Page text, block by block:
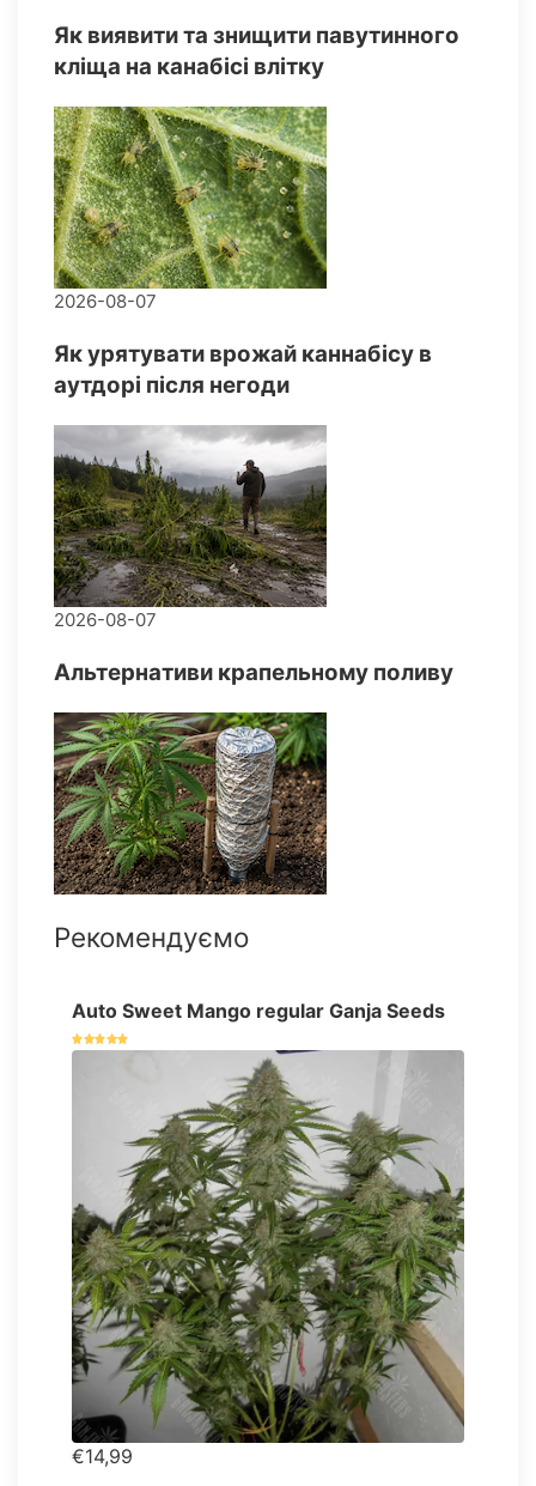
Як виявити та знищити павутинного
кліща на канабісі влітку
2026-08-07
Як урятувати врожай каннабісу в
аутдорі після негоди
2026-08-07
Альтернативи крапельному поливу
Рекомендуємо
Auto Sweet Mango regular Ganja Seeds
€14,99